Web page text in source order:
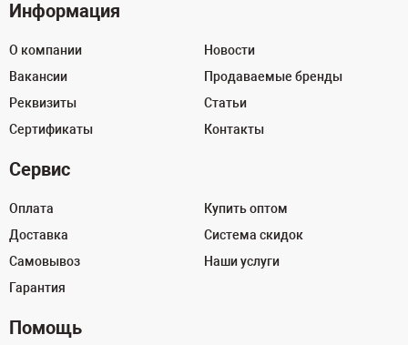
Информация
О компании
Вакансии
Реквизиты
Сертификаты
Новости
Продаваемые бренды
Статьи
Контакты
Сервис
Оплата
Доставка
Самовывоз
Гарантия
Купить оптом
Система скидок
Наши услуги
Помощь